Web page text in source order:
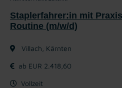
Staplerfahrer:in mit
Routine (m/w/d)
Villach, Kärnten
ab EUR 2.418,60
Vollzeit